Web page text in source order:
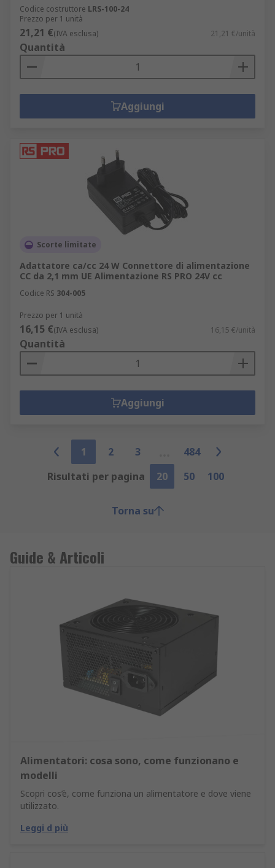
Codice costruttore LRS-100-24
Prezzo per 1 unità
21,21 €(IVA esclusa) 21,21 €/unità
Quantità
Aggiungi
Scorte limitate
Adattatore ca/cc 24 W Connettore di alimentazione
CC da 2,1 mm UE Alimentazione RS PRO 24V cc
Codice RS 304-005
Prezzo per 1 unità
16,15 €(IVA esclusa) 16,15 €/unità
Quantità
Aggiungi
1 2 3
484
Risultati per pagina
20 50 100
Torna su
Guide & Articoli
Alimentatori: cosa sono, come funzionano e
modelli
Scopri cos’è, come funziona un alimentatore e dove viene
utilizzato.
Leggi d più